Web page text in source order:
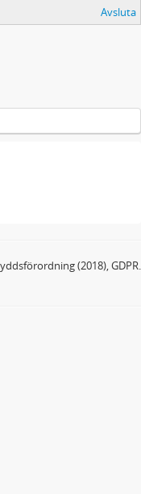
Avsluta
(2018), GDPR.